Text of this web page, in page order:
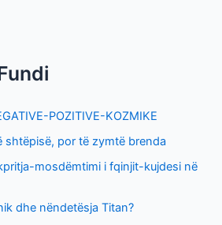
POZITIVE-KOZMIKE
shtëpisë, por të zymtë brenda
mosdëmtimi i fqinjit-kujdesi në
dhe nëndetësja Titan?